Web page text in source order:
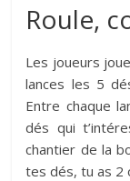
Roule,
Les joueurs
lances les 5
Entre chaque
dés qui
chantier de la
tes dés, tu as 2